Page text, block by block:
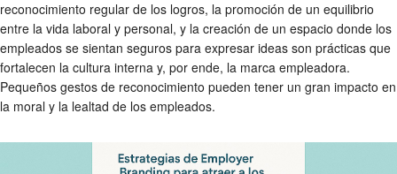
reconocimiento regular de los logros, la promoción de un equilibrio
entre la vida laboral y personal, y la creación de un espacio donde los
empleados se sientan seguros para expresar ideas son prácticas que
fortalecen la cultura interna y, por ende, la marca empleadora.
Pequeños gestos de reconocimiento pueden tener un gran impacto en
la moral y la lealtad de los empleados.